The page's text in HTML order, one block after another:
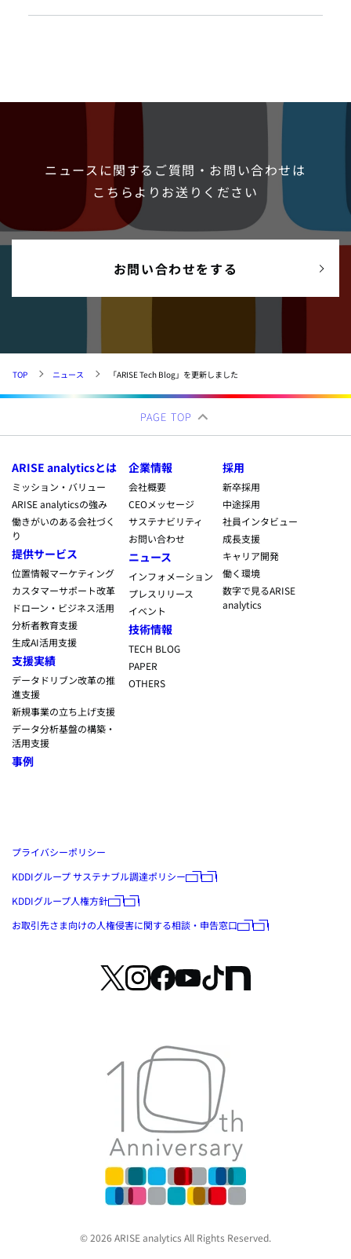
ニュースに関するご質問・お問い合わせは
こちらよりお送りください
お問い合わせをする
TOP ニュース 「ARISE Tech Blog」を更新しました
PAGE TOP
プライバシーポリシー
KDDIグループ サステナブル調達ポリシー
KDDIグループ人権方針
お取引先さま向けの人権侵害に関する相談・申告窓口
ARISE analyticsとは
ミッション・バリュー
ARISE analyticsの強み
働きがいのある会社づく
り
提供サービス
位置情報マーケティング
カスタマーサポート改革
ドローン・ビジネス活用
分析者教育支援
生成AI活用支援
支援実績
データドリブン改革の推
進支援
新規事業の立ち上げ支援
データ分析基盤の構築・
活用支援
事例
企業情報
会社概要
CEOメッセージ
サステナビリティ
お問い合わせ
ニュース
インフォメーション
プレスリリース
イベント
技術情報
TECH BLOG
PAPER
OTHERS
採用
新卒採用
中途採用
社員インタビュー
成長支援
キャリア開発
働く環境
数字で見るARISE
analytics
© 2026 ARISE analytics All Rights Reserved.